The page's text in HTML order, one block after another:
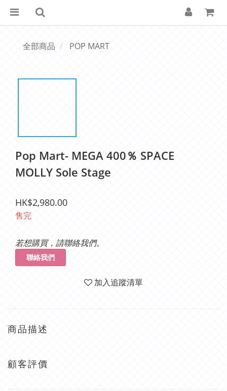
全部商品 POP MART
Pop Mart- MEGA 400％ SPACE
MOLLY Sole Stage
HK$2,980.00
售完
若想購買，請聯絡我們。
聯絡我們
加入追蹤清單
商品描述
顧客評價